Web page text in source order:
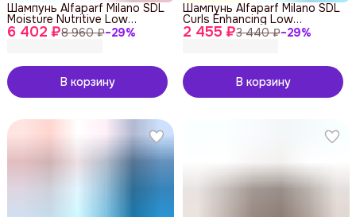
6 402 ₽8 960 ₽−29%
Шампунь Alfaparf Milano SDL
Moisture Nutritive Low
Shampoo 1000 ml
В корзину
2 455 ₽3 440 ₽−29%
Шампунь Alfaparf Milano SDL
Curls Enhancing Low
Shampoo 250 ml
В корзину